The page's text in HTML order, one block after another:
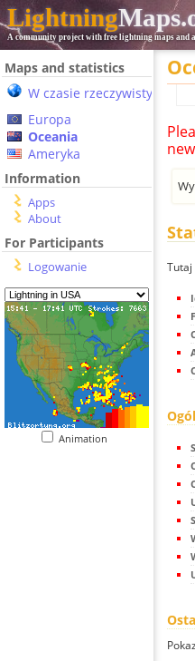
Lightning
A community project with free lightning maps and
Maps and statistics
W czasie rzeczywistym
Europa
Oceania
Ameryka
Information
Apps
About
For Participants
Logowanie
Animation
Tutaj